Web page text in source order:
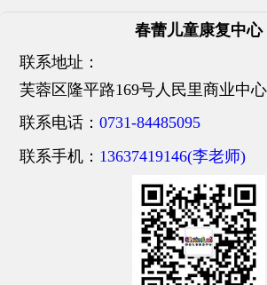
春蕾儿童康复中心
联系地址：
芙蓉区隆平路169号人民里商业中
联系电话：0731-84485095
联系手机： 13637419146(李老师)